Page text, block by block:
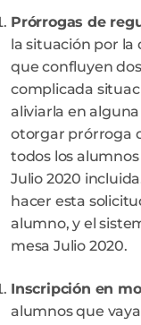
Prórrogas de
la situación por la
que confluyen
complicada
aliviarla en
otorgar prórroga
todos los
Julio 2020
hacer esta
alumno, y el
mesa Julio 2020.
Inscripción en
alumnos que